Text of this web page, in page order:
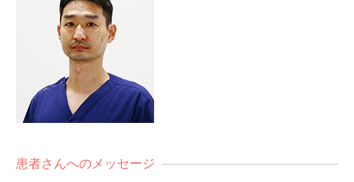
患者さんへのメッセージ